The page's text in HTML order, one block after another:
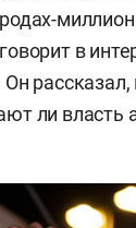
в
ли власть